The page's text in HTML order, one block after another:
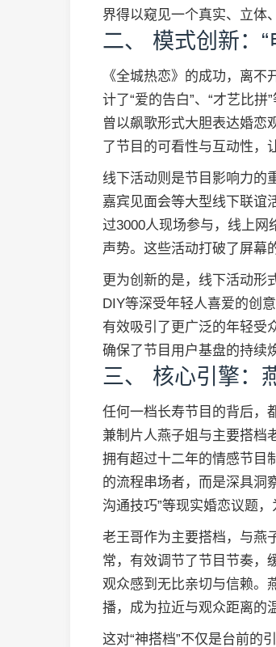
界得以窥见一个真实、立体
二、 模式创新：
《全城热恋》的成功，离
计了“爱的告白”、“才艺比
曾以飙歌形式大胆表达婚恋
了节目的可看性与互动性，
线下活动则是节目影响力的
嘉宾见面会等大型线下联谊
过3000人现场参与，线上网
声势。这些活动打破了屏幕
更为创新的是，线下活动形
DIY等深受年轻人喜爱的创
有效吸引了更广泛的年轻受
确保了节目用户基盘的持续
三、 核心引擎：
任何一档长寿节目的背后，
兼制片人燕子姐与主要搭档
拥有超过十二年的情感节目
的流程串场者，而是深具洞
沟通技巧”等现实婚恋议题
老王哥作为主要搭档，与燕
常，有效调节了节目节奏，
观众感到无比亲切与信赖。
播，成为拉近与观众距离的
这对“神搭档”不仅是台前的